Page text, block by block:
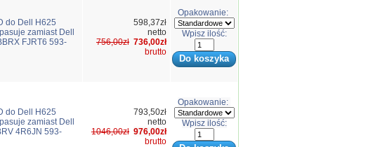
do Dell H625
zamiast Dell
FJRT6 593-
598,37zł
netto
756,00zł 736,00zł
brutto
Opakowanie:
Wpisz ilość:
do Dell H625
zamiast Dell
4R6JN 593-
793,50zł
netto
1046,00zł 976,00zł
brutto
Opakowanie:
Wpisz ilość: